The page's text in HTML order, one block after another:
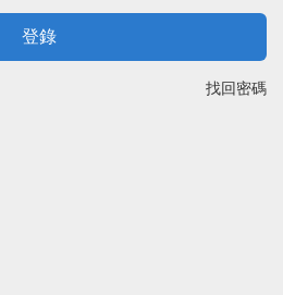
登錄
找回密碼